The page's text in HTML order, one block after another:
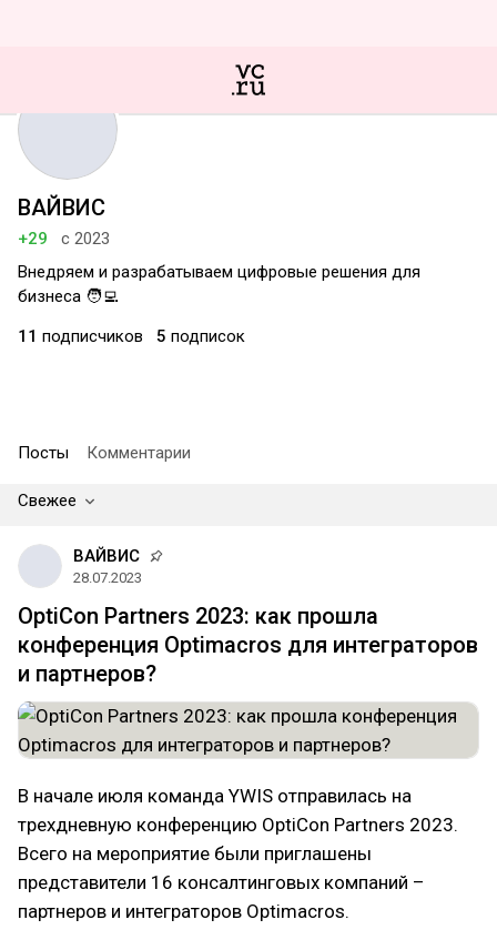
ВАЙВИС
+29
с 2023
Внедряем и разрабатываем цифровые решения для
бизнеса 🧑‍💻
11 подписчиков 5 подписок
Посты Комментарии
Свежее
ВАЙВИС
28.07.2023
OptiCon Partners 2023: как прошла
конференция Optimacros для интеграторов
и партнеров?
В начале июля команда YWIS отправилась на
трехдневную конференцию OptiCon Partners 2023.
Всего на мероприятие были приглашены
представители 16 консалтинговых компаний –
партнеров и интеграторов Optimacros.